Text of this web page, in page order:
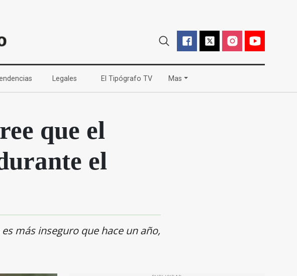
(current)Legales (current)El Tipógrafo TV(current)
Mas
que el
el
más inseguro que hace un año,